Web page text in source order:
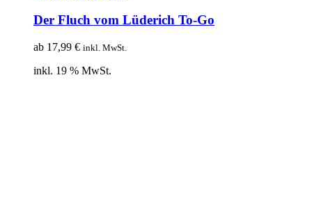
Der Fluch vom Lüderich To-Go
ab 17,99 € inkl. MwSt.
inkl. 19 % MwSt.